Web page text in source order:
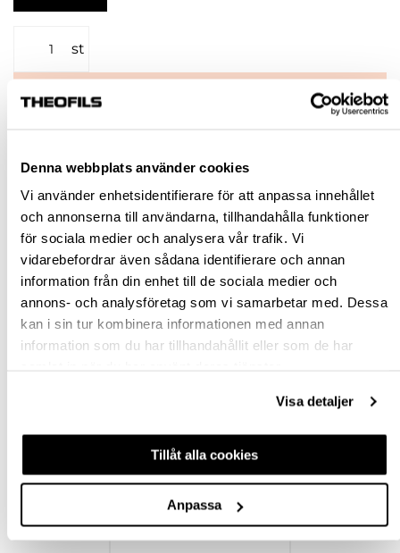
Denna webbplats använder cookies
Vi använder enhetsidentifierare för att anpassa innehållet
och annonserna till användarna, tillhandahålla funktioner
för sociala medier och analysera vår trafik. Vi
vidarebefordrar även sådana identifierare och annan
information från din enhet till de sociala medier och
annons- och analysföretag som vi samarbetar med. Dessa
kan i sin tur kombinera informationen med annan
information som du har tillhandahållit eller som de har
Visa detaljer
Tillåt alla cookies
Anpassa
st
Hämta i butik
Ledande leverantör i Sverige
BESKRIVNING & FILER
FRÅGA OM PRODUKT
RECENSIONER